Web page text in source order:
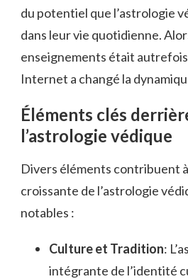
du potentiel que l’astrologie
dans leur vie quotidienne.
enseignements était
Internet a changé la
Éléments clés
l’astrologie védique
Divers éléments contribuent
croissante de l’astrologie
notables :
Culture et Tradition:
intégrante de l’identité